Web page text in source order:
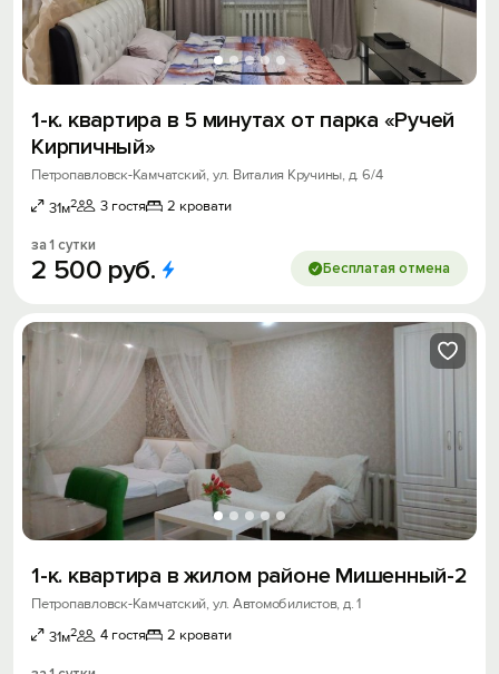
1-к. квартира в 5 минутах от парка «Ручей
Кирпичный»
Петропавловск-Камчатский, ул. Виталия Кручины, д. 6/4
31м2 3 гостя 2 кровати
за 1 сутки
2 500 руб. Бесплатая отмена
1-к. квартира в жилом районе Мишенный-2
Петропавловск-Камчатский, ул. Автомобилистов, д. 1
31м2 4 гостя 2 кровати